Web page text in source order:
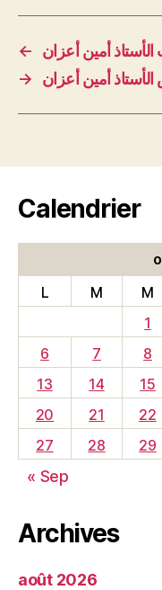
←
أمين أعزان
→
أمين أعزان
Calendrier
L
M M
1
6
7 8
13
14 15
20
21 22
27
28 29
« Sep
Archives
août 2026